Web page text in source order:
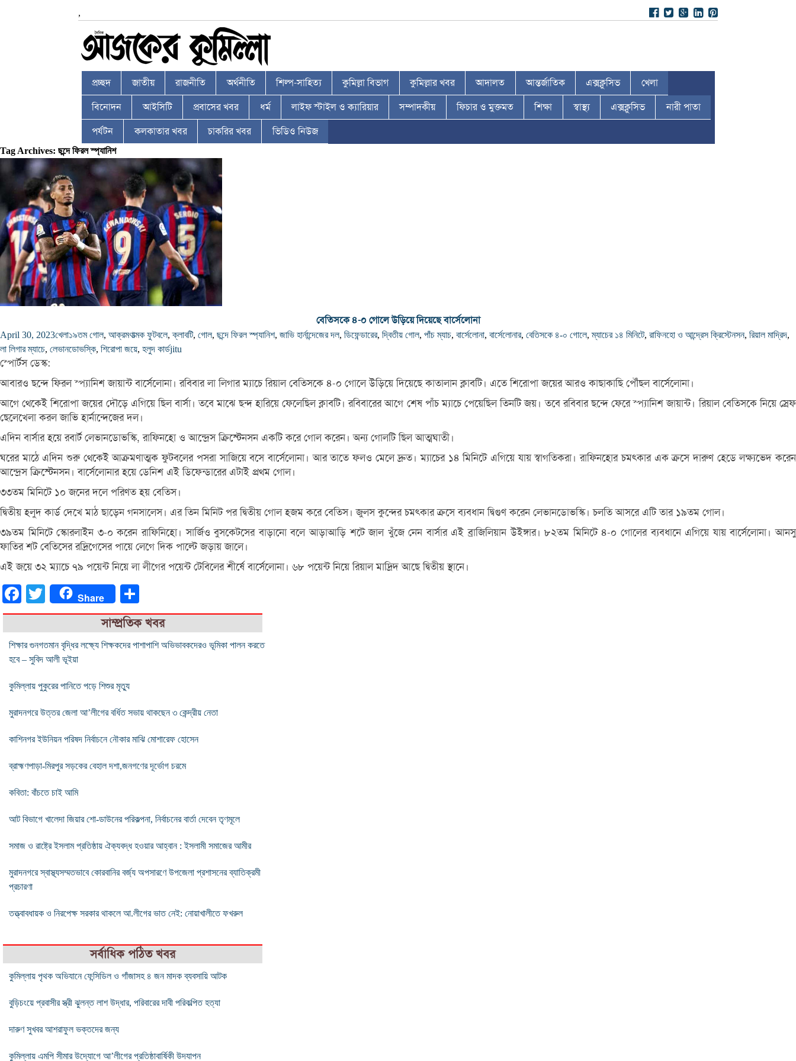
,
প্রচ্ছদ জাতীয় রাজনীতি অর্থনীতি শিল্প-সাহিত্য কুমিল্লা বিভাগ কুমিল্লার খবর আদালত আন্তর্জাতিক এক্সক্লুসিভ খেলা
বিনোদন আইসিটি প্রবাসের খবর ধর্ম লাইফ স্টাইল ও ক্যারিয়ার সম্পাদকীয় ফিচার ও মুক্তমত শিক্ষা স্বাস্থ্য এক্সক্লুসিভ নারী পাতা
পর্যটন কলকাতার খবর চাকরির খবর ভিডিও নিউজ
Tag Archives: ছন্দে ফিরল স্প্যানিশ
বেতিসকে ৪-০ গোলে উড়িয়ে দিয়েছে বার্সেলোনা
April 30, 2023খেলা১৯তম গোল, আক্রমণাত্মক ফুটবলে,ক্লাবটি, গোল, ছন্দে ফিরল স্প্যানিশ, জাভি হার্নান্দেজের দল, ডিফেন্ডারের, দ্বিতীয় গোল, পাঁচ ম্যাচ, বার্সেলোনা, বার্সেলোনার, বেতিসকে ৪-০ গোলে,ম্যাচের ১৪ মিনিটে, রাফিনহো ও আন্দ্রেস ক্রিস্টেনসন, রিয়াল মাদ্রিদ,
লা লিগার ম্যাচে, লেভানডোভস্কি, শিরোপা জয়ে, হলুদ কার্ডjitu
স্পোর্টস ডেস্ক:
আবারও ছন্দে ফিরল স্প্যানিশ জায়ান্ট বার্সেলোনা। রবিবার লা লিগার ম্যাচে রিয়াল বেতিসকে ৪-০ গোলে উড়িয়ে দিয়েছে কাতালান ক্লাবটি। এতে শিরোপা জয়ের আরও কাছাকাছি পৌঁছল বার্সেলোনা।
আগে থেকেই শিরোপা জয়ের দৌড়ে এগিয়ে ছিল বার্সা। তবে মাঝে ছন্দ হারিয়ে ফেলেছিল ক্লাবটি। রবিবারের আগে শেষ পাঁচ ম্যাচে পেয়েছিল তিনটি জয়। তবে রবিবার ছন্দে ফেরে স্প্যানিশ জায়ান্ট। রিয়াল বেতিসকে নিয়ে স্রেফ
ছেলেখেলা করল জাভি হার্নান্দেজের দল।
এদিন বার্সার হয়ে রবার্ট লেভানডোভস্কি, রাফিনহো ও আন্দ্রেস ক্রিস্টেনসন একটি করে গোল করেন। অন্য গোলটি ছিল আত্মঘাতী।
ঘরের মাঠে এদিন শুরু থেকেই আক্রমণাত্মক ফুটবলের পসরা সাজিয়ে বসে বার্সেলোনা। আর তাতে ফলও মেলে দ্রুত। ম্যাচের ১৪ মিনিটে এগিয়ে যায় স্বাগতিকরা। রাফিনহোর চমৎকার এক ক্রসে দারুণ হেডে লক্ষ্যভেদ করেন
আন্দ্রেস ক্রিস্টেনসন। বার্সেলোনার হয়ে ডেনিশ এই ডিফেন্ডারের এটাই প্রথম গোল।
৩৩তম মিনিটে ১০ জনের দলে পরিণত হয় বেতিস।
দ্বিতীয় হলুদ কার্ড দেখে মাঠ ছাড়েন গনসালেস। এর তিন মিনিট পর দ্বিতীয় গোল হজম করে বেতিস। জুলস কুন্দের চমৎকার ক্রসে ব্যবধান দ্বিগুণ করেন লেভানডোভস্কি। চলতি আসরে এটি তার ১৯তম গোল।
৩৯তম মিনিটে স্কোরলাইন ৩-০ করেন রাফিনিহো। সার্জিও বুসকেটসের বাড়ানো বলে আড়াআড়ি শটে জাল খুঁজে নেন বার্সার এই ব্রাজিলিয়ান উইঙ্গার। ৮২তম মিনিটে ৪-০ গোলের ব্যবধানে এগিয়ে যায় বার্সেলোনা। আনসু
ফাতির শট বেতিসের রদ্রিগেসের পায়ে লেগে দিক পাল্টে জড়ায় জালে।
এই জয়ে ৩২ ম‍্যাচে ৭৯ পয়েন্ট নিয়ে লা লীগের পয়েন্ট টেবিলের শীর্ষে বার্সেলোনা। ৬৮ পয়েন্ট নিয়ে রিয়াল মাদ্রিদ আছে দ্বিতীয় স্থানে।
FacebookTwitter Share
সাম্প্রতিক খবর
শিক্ষার গুনগতমান বৃদ্ধির লক্ষ্যে শিক্ষকদের পাশাপাশি অভিভাবকদেরও ভূমিকা পালন করতে
হবে – সুবিদ আলী ভূইয়া
কুমিল্লায় পুকুরের পানিতে পড়ে শিশুর মৃত্যু
মুরাদনগরে উত্তর জেলা আ’লীগের বর্ধিত সভায় থাকছেন ৩ কেন্দ্রীয় নেতা
কাশিনগর ইউনিয়ন পরিষদ নির্বাচনে নৌকার মাঝি মোশারেফ হোসেন
ব্রাহ্মণপাড়া-মিরপুর সড়কের বেহাল দশা,জনগণের দূর্ভোগ চরমে
কবিতা: বাঁচতে চাই আমি
আট বিভাগে খালেদা জিয়ার শো-ডাউনের পরিকল্পনা, নির্বাচনের বার্তা দেবেন তৃণমূলে
সমাজ ও রাষ্ট্রে ইসলাম প্রতিষ্ঠায় ঐক্যবদ্ধ হওয়ার আহ্বান : ইসলামী সমাজের আমীর
মুরাদনগরে স্বাস্থ্যসম্মতভাবে কোরবানির বর্জ্য অপসারণে উপজেলা প্রশাসনের ব্যাতিক্রমী
প্রচারণা
তত্ত্বাবধায়ক ও নিরপেক্ষ সরকার থাকলে আ.লীগের ভাত নেই: নোয়াখালীতে ফখরুল
সর্বাধিক পঠিত খবর
কুমিল্লায় পৃথক অভিযানে ফেন্সিডিল ও গাঁজাসহ ৪ জন মাদক ব্যবসায়ি আটক
বুড়িচংয়ে প্রবাসীর স্ত্রী ঝুলন্ত লাশ উদ্ধার, পরিবারের দাবী পরিকল্পিত হত্যা
দারুণ সুখবর আশরাফুল ভক্তদের জন্য
কুমিল্লায় এমপি সীমার উদ্যোগে আ’লীগের প্রতিষ্ঠাবার্ষিকী উদযাপন